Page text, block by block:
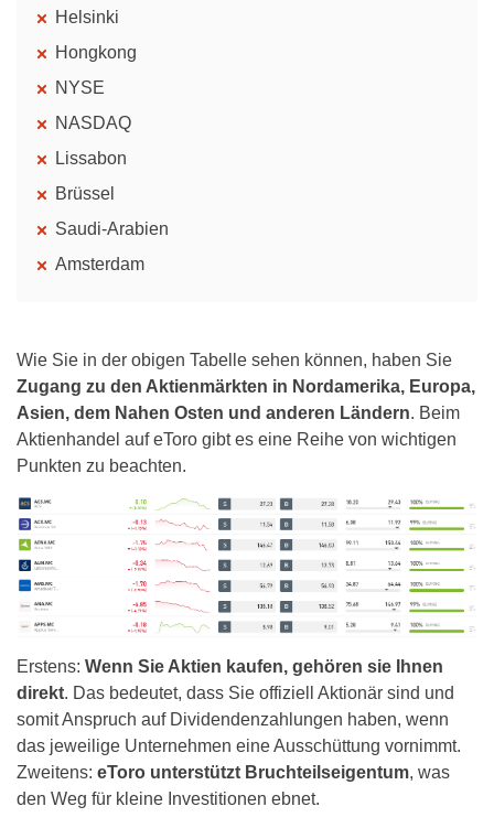
Helsinki
Hongkong
NYSE
NASDAQ
Lissabon
Brüssel
Saudi-Arabien
Amsterdam
Wie Sie in der obigen Tabelle sehen können, haben Sie
Zugang zu den Aktienmärkten in Nordamerika, Europa,
Asien, dem Nahen Osten und anderen Ländern. Beim
Aktienhandel auf eToro gibt es eine Reihe von wichtigen
Punkten zu beachten.
Erstens: Wenn Sie Aktien kaufen, gehören sie Ihnen
direkt. Das bedeutet, dass Sie offiziell Aktionär sind und
somit Anspruch auf Dividendenzahlungen haben, wenn
das jeweilige Unternehmen eine Ausschüttung vornimmt.
Zweitens: eToro unterstützt Bruchteilseigentum, was
den Weg für kleine Investitionen ebnet.